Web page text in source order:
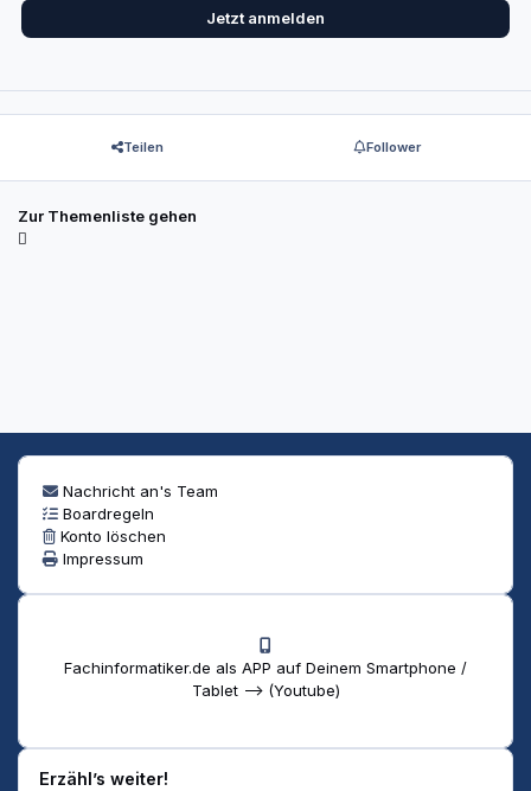
Jetzt anmelden
Teilen Follower
Zur Themenliste gehen
Nachricht an's Team
Boardregeln
Konto löschen
Impressum
Fachinformatiker.de als APP auf Deinem Smartphone /
Tablet --> (Youtube)
Erzähl’s weiter!